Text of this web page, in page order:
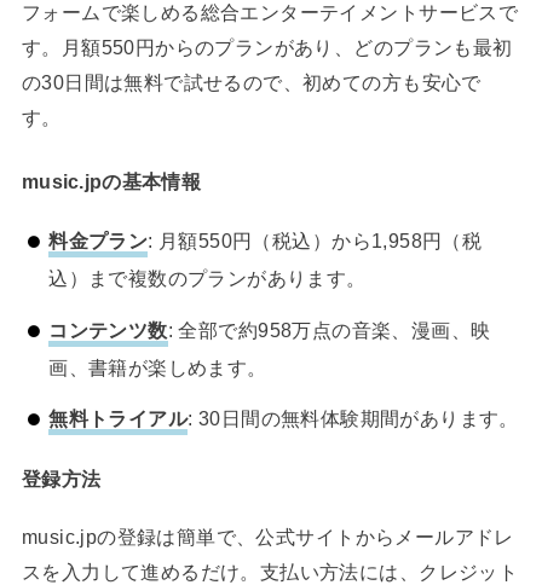
フォームで楽しめる総合エンターテイメントサービスで
す。月額550円からのプランがあり、どのプランも最初
の30日間は無料で試せるので、初めての方も安心で
す。
music.jpの基本情報
料金プラン: 月額550円（税込）から1,958円（税
込）まで複数のプランがあります。
コンテンツ数: 全部で約958万点の音楽、漫画、映
画、書籍が楽しめます。
無料トライアル: 30日間の無料体験期間があります。
登録方法
music.jpの登録は簡単で、公式サイトからメールアドレ
スを入力して進めるだけ。支払い方法には、クレジット